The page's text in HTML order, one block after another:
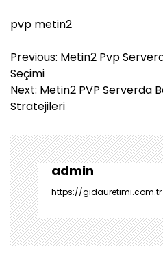
pvp metin2
Y
a
z
ı
e
z
i
n
m
e
s
Previous: Metin2 Pvp
Seçimi
Next: Metin2 PVP Serverda
Stratejileri
admin
https://gidauretimi.com.tr